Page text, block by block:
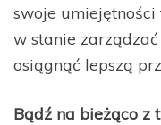
swoje umiejętności
w stanie
osiągnąć lepszą
Bądź na bieżąco z